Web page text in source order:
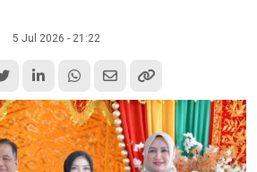
5 Jul 2026 - 21:22